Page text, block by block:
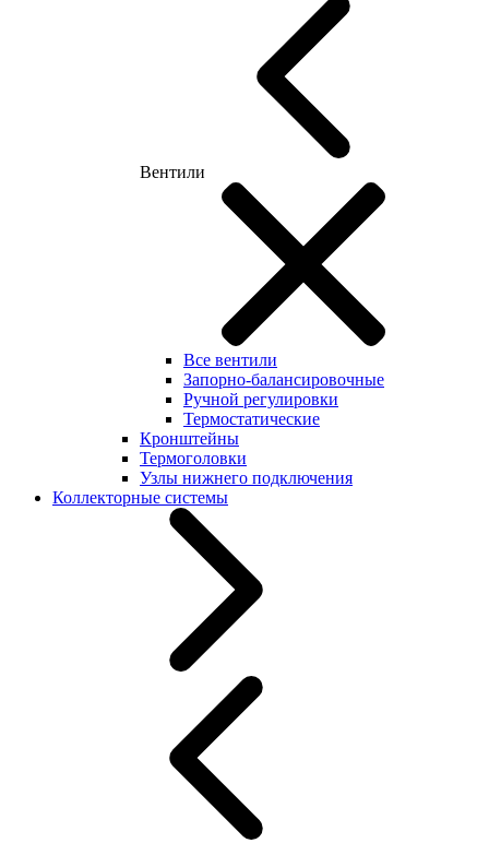
Вентили
Все вентили
Запорно-балансировочные
Ручной регулировки
Термостатические
Кронштейны
Термоголовки
Узлы нижнего подключения
Коллекторные системы